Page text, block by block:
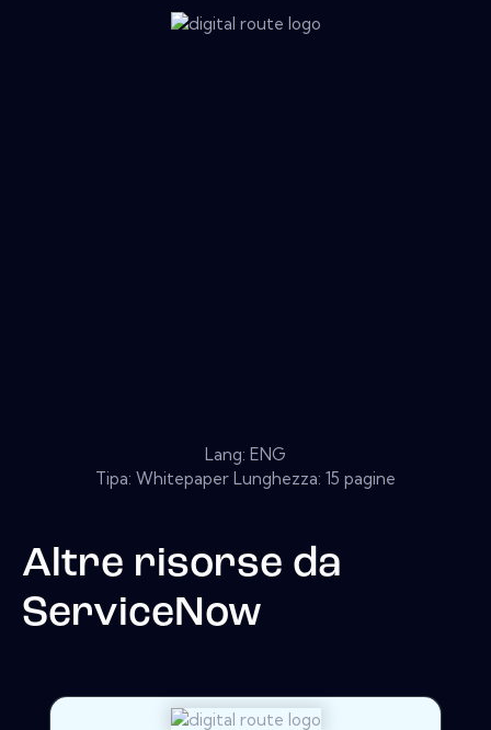
Lang: ENG
Tipa: Whitepaper Lunghezza: 15 pagine
Altre risorse da
ServiceNow